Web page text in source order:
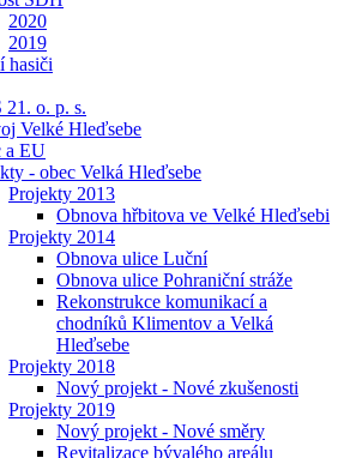
2020
2019
hasiči
o. p. s.
Velké Hleďsebe
a EU
- obec Velká Hleďsebe
Projekty 2013
Obnova hřbitova ve Velké Hleďsebi
Projekty 2014
Obnova ulice Luční
Obnova ulice Pohraniční stráže
Rekonstrukce komunikací a
chodníků Klimentov a Velká
Hleďsebe
Projekty 2018
Nový projekt - Nové zkušenosti
Projekty 2019
Nový projekt - Nové směry
Revitalizace bývalého areálu